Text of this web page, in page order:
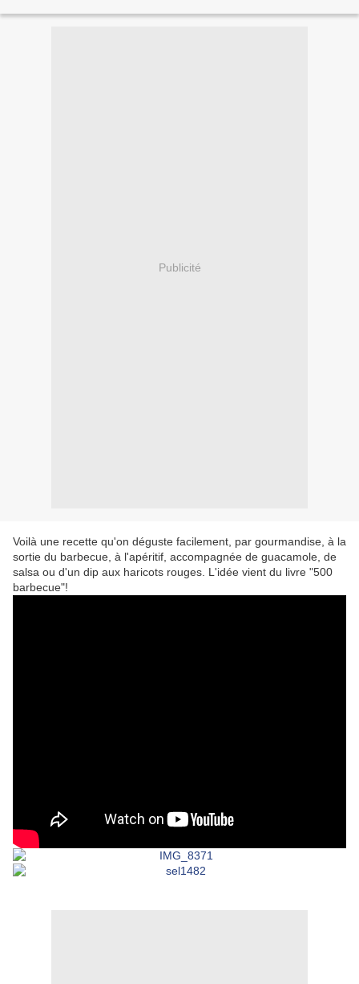
Publicité
Voilà une recette qu'on déguste facilement, par gourmandise, à la
sortie du barbecue, à l'apéritif, accompagnée de guacamole, de
salsa ou d'un dip aux haricots rouges. L'idée vient du livre "500
barbecue"!